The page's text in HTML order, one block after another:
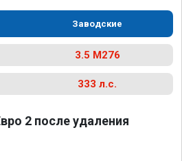
Заводские
3.5 M276
333 л.с.
2 после удаления